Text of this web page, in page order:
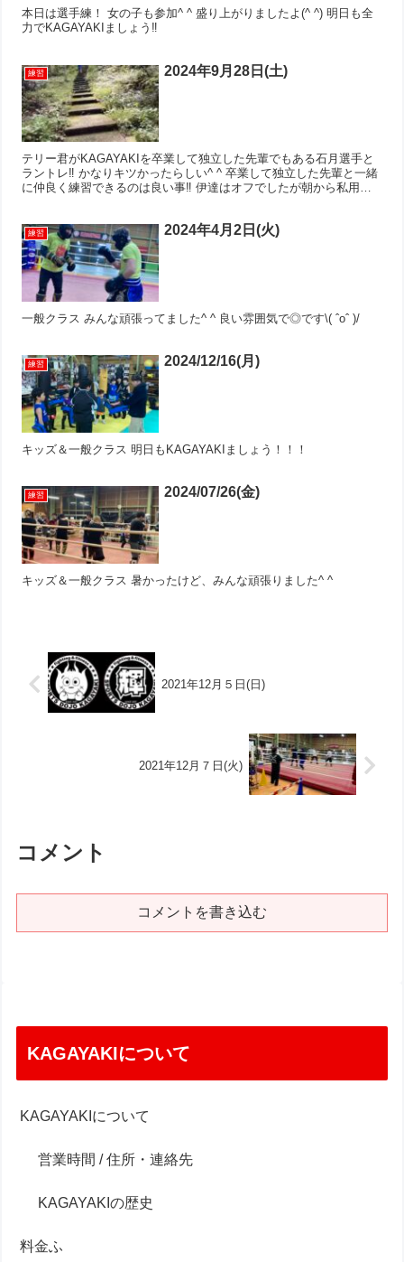
本日は選手練！ 女の子も参加^ ^ 盛り上がりましたよ(^ ^) 明日も全
力でKAGAYAKIましょう‼︎
練習 2024年9月28日(土)
テリー君がKAGAYAKIを卒業して独立した先輩でもある石月選手と
ラントレ‼︎ かなりキツかったらしい^ ^ 卒業して独立した先輩と一緒
に仲良く練習できるのは良い事‼︎ 伊達はオフでしたが朝から私用で
練習 2024年4月2日(火)
一般クラス みんな頑張ってました^ ^ 良い雰囲気で◎です\( ˆoˆ )/
練習 2024/12/16(月)
キッズ＆一般クラス 明日もKAGAYAKIましょう！！！
練習 2024/07/26(金)
キッズ＆一般クラス 暑かったけど、みんな頑張りました^ ^
2021年12月５日(日)
2021年12月７日(火)
コメント
コメントを書き込む
KAGAYAKIについて
KAGAYAKIについて
営業時間 / 住所・連絡先
KAGAYAKIの歴史
料金ふ